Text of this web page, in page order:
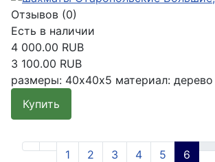
Отзывов (0)
Есть в наличии
4 000.00 RUB
3 100.00 RUB
размеры: 40х40х5 материал:
Купить
1 2 3 4 5 6